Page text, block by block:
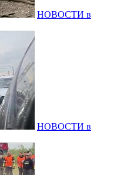
НОВОСТИ в
НОВОСТИ в